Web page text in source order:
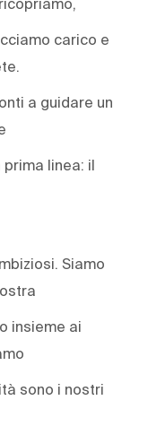
carico e
a guidare un
linea: il
Siamo
insieme ai
sono i nostri